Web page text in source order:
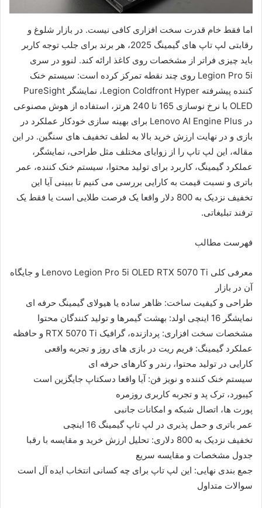
اما فقط خام قدرت سخت افزاری کافی نیست. در بازار شلوغ و
رقابتی لپ تاپ های گیمینگ 2025، هر برند برای جلب توجه کاربر
باید چیزی فراتر از مشخصات روی کاغذ ارائه کند. لنوو در سری
Legion Pro 5i روی چند نقطه تمرکز کرده است: سیستم خنک
کننده پیشرفته Legion Coldfront Hyper، نمایشگر PureSight
OLED با نرخ نوسازی 165 تا 240 هرتز، استفاده از هوش مصنوعی
در Lenovo AI Engine Plus برای بهینه سازی خودکار عملکرد در
بازی و در نهایت ارزش خرید بالا به لطف تخفیف های سنگین. در این
مقاله، این لپ تاپ را از زوایای مختلف مثل طراحی، نمایشگر،
عملکرد گیمینگ، کاربرد برای تولید محتوا، سیستم خنک کننده، عمر
باتری و نسبت قیمت به کارایی بررسی می کنیم تا ببینی آیا این
تخفیف نزدیک به 800 دلار واقعا یک فرصت طلایی است یا فقط یک
ترفند تبلیغاتی.
فهرست مطالب
معرفی کلی Lenovo Legion Pro 5i OLED RTX 5070 Ti و جایگاه
آن در بازار
طراحی و کیفیت ساخت: ظاهر ساده یا هیولای گیمینگ حرفه ای
نمایشگر 16 اینچی اولد: بهشت گیمرها و تولید کنندگان محتوا
مشخصات سخت افزاری: پردازنده، گرافیک RTX 5070 Ti و حافظه
عملکرد گیمینگ: فریم ریت در بازی های روز و تجربه واقعی
کارایی در تولید محتوا، رندر و کارهای حرفه ای
سیستم خنک کننده و نویز فن: آیا واقعا دسکتاپ جایگزین است
کیبورد، ترک پد و تجربه کاربری روزمره
پورت ها، اتصال شبکه و امکانات جانبی
عمر باتری و حمل پذیری در لپ تاپ گیمینگ 16 اینچی
تخفیف نزدیک به 800 دلاری: تحلیل ارزش خرید و مقایسه با رقبا
جدول مشخصات و مقایسه سریع
جمع بندی نهایی: این لپ تاپ برای چه کسانی انتخاب ایده آل است
سوالات متداول